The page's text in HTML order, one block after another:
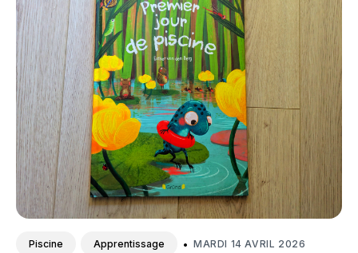
Piscine Apprentissage • MARDI 14 AVRIL 2026